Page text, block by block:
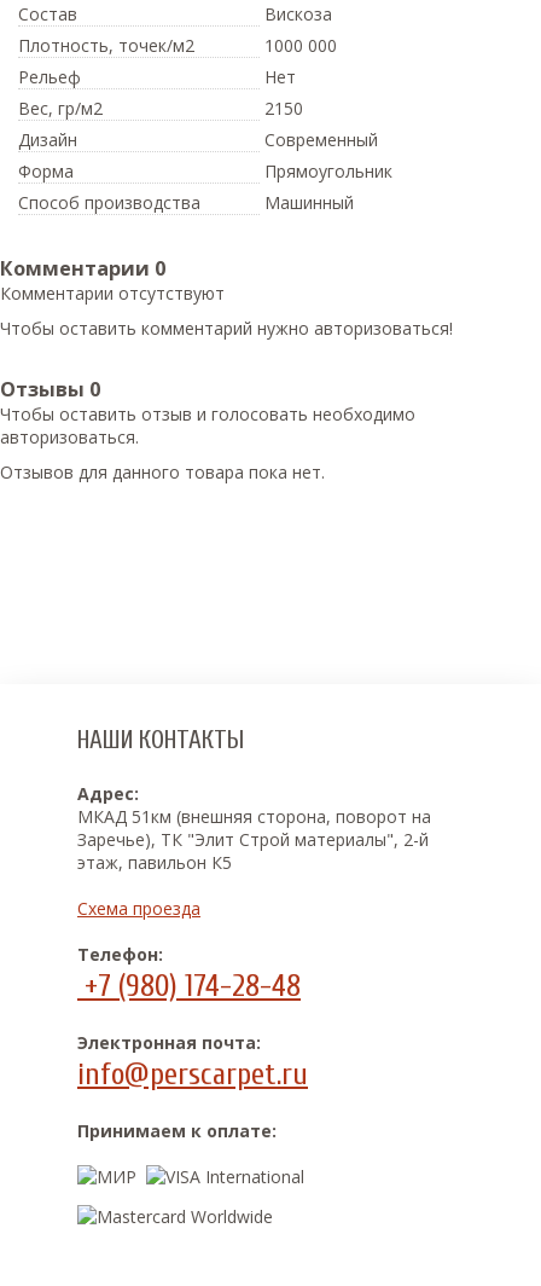
Состав
Вискоза
Плотность, точек/м2
1000 000
Рельеф
Нет
Вес, гр/м2
2150
Дизайн
Современный
Форма
Прямоугольник
Способ производства
Машинный
Комментарии 0
Комментарии отсутствуют
Чтобы оставить комментарий нужно авторизоваться!
Отзывы 0
Чтобы оcтавить отзыв и голосовать необходимо
авторизоваться.
Отзывов для данного товара пока нет.
НАШИ КОНТАКТЫ
Адрес:
МКАД 51км (внешняя сторона, поворот на
Заречье), ТК "Элит Строй материалы", 2-й
этаж, павильон К5
Схема проезда
Телефон:
+7 (980) 174-28-48
Электронная почта:
info@perscarpet.ru
Принимаем к оплате: